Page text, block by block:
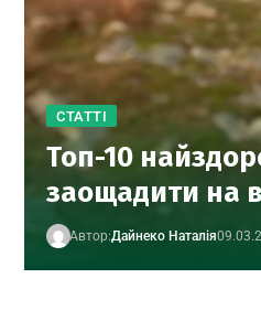
СТАТТІ
Топ-10
заощадити на
Автор:Дайнеко Наталія